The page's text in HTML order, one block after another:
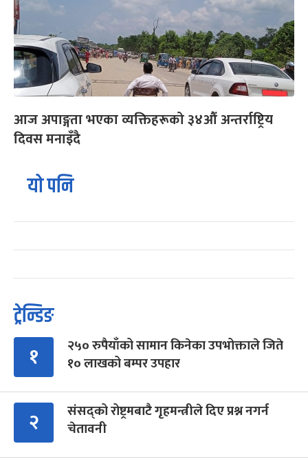
आज अपाङ्गता भएका व्यक्तिहरूको ३४औं अन्तर्राष्ट्रिय
दिवस मनाइँदै
यो पनि
ट्रेन्डिङ
१
२५० रुपैयाँको सामान किनेका उपभोक्ताले जिते
१० लाखको बम्पर उपहार
२
संसद्को रोष्ट्रमबाटै गृहमन्त्रीले दिए प्रश्न नगर्न
चेतावनी